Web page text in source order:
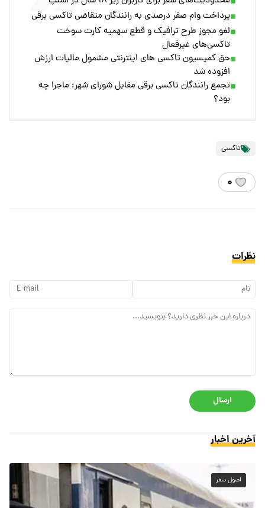
پرداخت وام صفر درصدی به رانندگان متقاضی تاکسی‌ برقی
لغو مجوز طرح ترافیک و قطع سهمیه کارت سوخت
تاکسی‌های غیرفعال
حق کمیسیون تاکسی های اینترنتی مشمول مالیات ارزش
افزوده شد
تجمع رانندگان تاکسی برقی مقابل شورای شهر؛ ماجرا چه
بود؟
تاکسی
۰
نظرات
ارسال
آخرین اخبار
اصول سفر